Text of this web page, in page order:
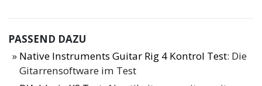
PASSEND DAZU
Native Instruments Guitar Rig 4 Kontrol Test: Die
Gitarrensoftware im Test